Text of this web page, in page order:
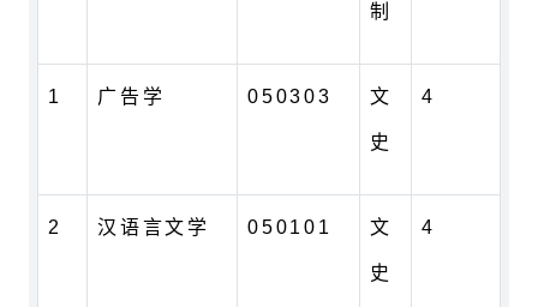
制
1 广告学 050303 文
史
4
2 汉语言文学 050101 文
史
4